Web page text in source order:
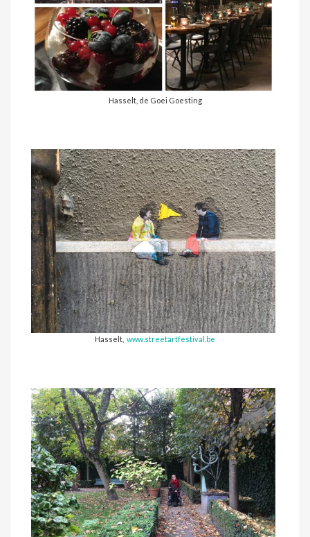
Hasselt, de Goei Goesting
Hasselt, www.streetartfestival.be